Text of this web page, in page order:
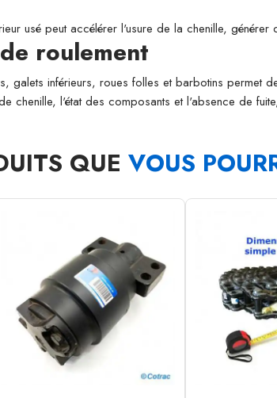
usé peut accélérer l'usure de la chenille,
roulement
galets inférieurs, roues folles et barbotins
chenille, l'état des composants et l'absence de
QUE VOUS